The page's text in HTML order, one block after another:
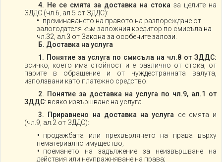
4. Не се смята за доставка на стока за целите на
ЗДДС (чл.6, ал.5 от ЗДДС):
преминаването на правото на разпореждане от
залогодателя към заложния кредитор по смисъла на
чл.32, ал.3 от Закона за особените залози.
Б. Доставка на услуга
1. Понятие за услуга по смисъла на чл.8 от ЗДДС:
всичко, което има стойност и е различно от стока, от
парите в обращение и от чуждестранната валута,
използвани като платежно средство.
2. Понятие за доставка на услуга по чл.9, ал.1 от
ЗДДС: всяко извършване на услуга.
3. Приравнено на доставка на услуга се смята и
(чл.9, ал.2 от ЗДДС):
продажбата или прехвърлянето на права върху
нематериално имущество;
поемането на задължение за неизвършване на
действия или неупражняване на права;